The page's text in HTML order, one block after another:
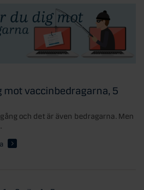
mot vaccinbedragarna, 5
och det är även bedragarna. Men